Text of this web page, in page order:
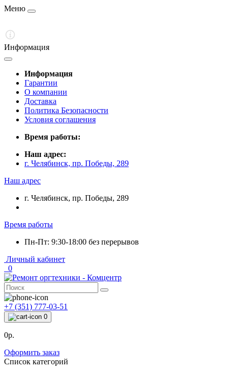
Меню
Информация
Информация
Гарантии
О компании
Доставка
Политика Безопасности
Условия соглашения
Время работы:
Наш адрес:
г. Челябинск, пр. Победы, 289
Наш адрес
г. Челябинск, пр. Победы, 289
Время работы
Пн-Пт: 9:30-18:00 без перерывов
Личный кабинет
0
+7 (351) 777-03-51
0
0р.
Оформить заказ
Список категорий